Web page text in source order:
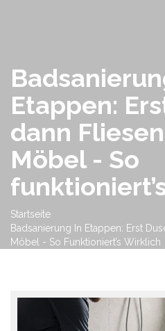
Etappen:
dann
Möbel - So
Startseite
Badsanierung In Etappen: Erst
Möbel - So Funktioniert’s Wirklich